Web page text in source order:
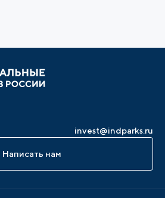
invest@indparks.ru
Написать нам